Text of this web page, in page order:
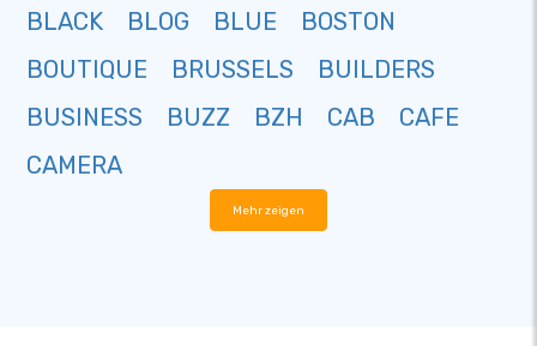
BLACK
BLOG BLUE
BOSTON
BOUTIQUE
BRUSSELS
BUILDERS
BUSINESS
BUZZ BZH CAB
CAFE
CAMERA
Mehr zeigen